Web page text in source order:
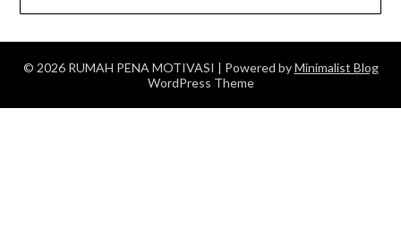
© 2026 RUMAH PENA MOTIVASI | Powered byMinimalist Blog
WordPress Theme